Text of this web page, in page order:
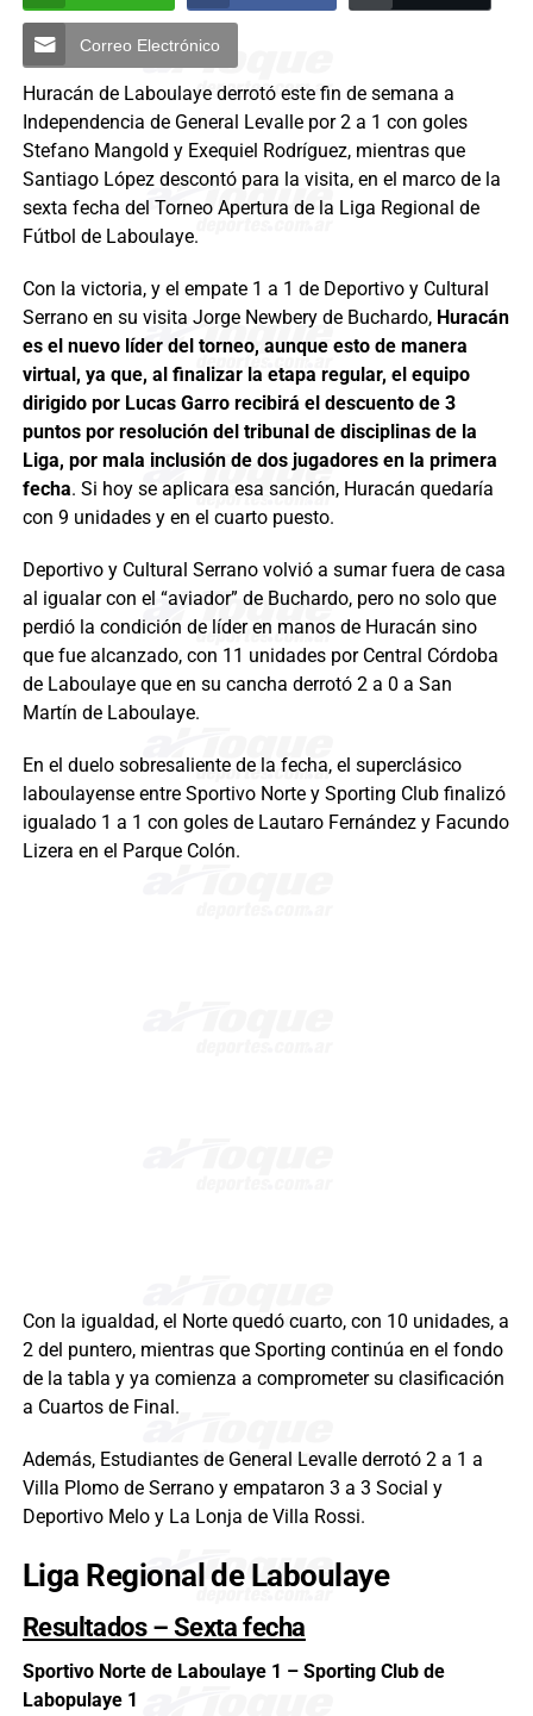
Correo Electrónico
Huracán de Laboulaye derrotó este fin de semana a
Independencia de General Levalle por 2 a 1 con goles
Stefano Mangold y Exequiel Rodríguez, mientras que
Santiago López descontó para la visita, en el marco de la
sexta fecha del Torneo Apertura de la Liga Regional de
Fútbol de Laboulaye.
Con la victoria, y el empate 1 a 1 de Deportivo y Cultural
Serrano en su visita Jorge Newbery de Buchardo, Huracán
es el nuevo líder del torneo, aunque esto de manera
virtual, ya que, al finalizar la etapa regular, el equipo
dirigido por Lucas Garro recibirá el descuento de 3
puntos por resolución del tribunal de disciplinas de la
Liga, por mala inclusión de dos jugadores en la primera
fecha. Si hoy se aplicara esa sanción, Huracán quedaría
con 9 unidades y en el cuarto puesto.
Deportivo y Cultural Serrano volvió a sumar fuera de casa
al igualar con el “aviador” de Buchardo, pero no solo que
perdió la condición de líder en manos de Huracán sino
que fue alcanzado, con 11 unidades por Central Córdoba
de Laboulaye que en su cancha derrotó 2 a 0 a San
Martín de Laboulaye.
En el duelo sobresaliente de la fecha, el superclásico
laboulayense entre Sportivo Norte y Sporting Club finalizó
igualado 1 a 1 con goles de Lautaro Fernández y Facundo
Lizera en el Parque Colón.
Con la igualdad, el Norte quedó cuarto, con 10 unidades, a
2 del puntero, mientras que Sporting continúa en el fondo
de la tabla y ya comienza a comprometer su clasificación
a Cuartos de Final.
Además, Estudiantes de General Levalle derrotó 2 a 1 a
Villa Plomo de Serrano y empataron 3 a 3 Social y
Deportivo Melo y La Lonja de Villa Rossi.
Liga Regional de Laboulaye
Resultados – Sexta fecha
Sportivo Norte de Laboulaye 1 – Sporting Club de
Labopulaye 1